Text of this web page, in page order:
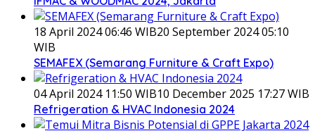
18 April 2024 06:46 WIB20 September 2024 05:10
WIB
SEMAFEX (Semarang Furniture & Craft Expo)
04 April 2024 11:50 WIB10 December 2025 17:27 WIB
Refrigeration & HVAC Indonesia 2024